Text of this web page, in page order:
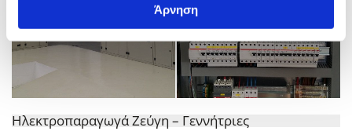
Άρνηση
Ηλεκτροπαραγωγά Ζεύγη – Γεννήτριες